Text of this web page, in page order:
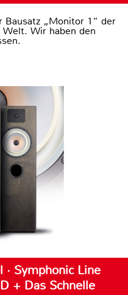
Bausatz „Monitor 1“ der
Wir haben den
· Symphonic Line
+ Das Schnelle